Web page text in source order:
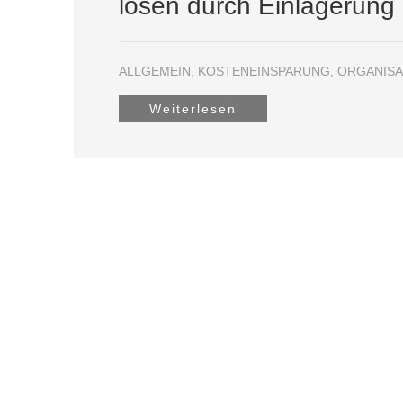
lösen durch Einlagerung
ALLGEMEIN KOSTENEINSPARUNG
Weiterlesen